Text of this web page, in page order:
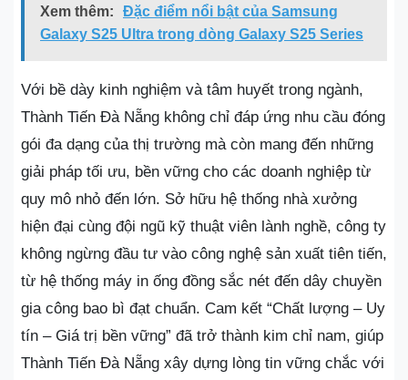
Xem thêm:
Đặc điểm nổi bật của Samsung
Galaxy S25 Ultra trong dòng Galaxy S25 Series
Với bề dày kinh nghiệm và tâm huyết trong ngành,
Thành Tiến Đà Nẵng không chỉ đáp ứng nhu cầu đóng
gói đa dạng của thị trường mà còn mang đến những
giải pháp tối ưu, bền vững cho các doanh nghiệp từ
quy mô nhỏ đến lớn. Sở hữu hệ thống nhà xưởng
hiện đại cùng đội ngũ kỹ thuật viên lành nghề, công ty
không ngừng đầu tư vào công nghệ sản xuất tiên tiến,
từ hệ thống máy in ống đồng sắc nét đến dây chuyền
gia công bao bì đạt chuẩn. Cam kết “Chất lượng – Uy
tín – Giá trị bền vững” đã trở thành kim chỉ nam, giúp
Thành Tiến Đà Nẵng xây dựng lòng tin vững chắc với